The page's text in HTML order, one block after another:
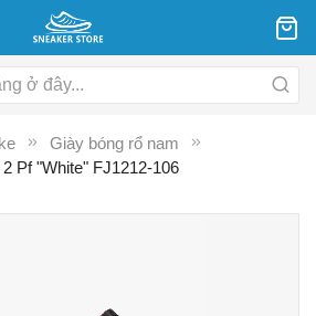
Giày bóng rổ nam
Pf "White" FJ1212-106